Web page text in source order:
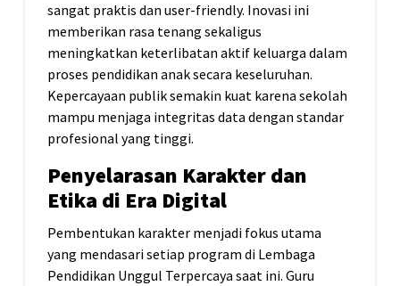
sangat praktis dan user-friendly. Inovasi ini
memberikan rasa tenang sekaligus
meningkatkan keterlibatan aktif keluarga dalam
proses pendidikan anak secara keseluruhan.
Kepercayaan publik semakin kuat karena sekolah
mampu menjaga integritas data dengan standar
profesional yang tinggi.
Penyelarasan Karakter dan
Etika di Era Digital
Pembentukan karakter menjadi fokus utama
yang mendasari setiap program di Lembaga
Pendidikan Unggul Terpercaya saat ini. Guru